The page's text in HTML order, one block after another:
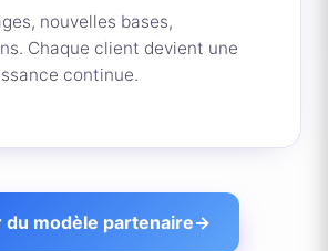
nouvelles bases,
Chaque client devient une
continue.
du modèle partenaire→